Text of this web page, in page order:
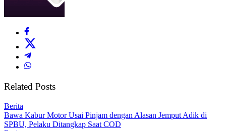
Related Posts
Berita
Bawa Kabur Motor Usai Pinjam dengan Alasan Jemput Adik di
SPBU, Pelaku Ditangkap Saat COD